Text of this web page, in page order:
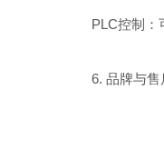
PLC控制：可
6. 品牌与售